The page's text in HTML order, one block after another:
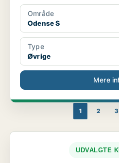
Område
Odense S
Type
Øvrige
Mere
1 2 3
UDVALGTE